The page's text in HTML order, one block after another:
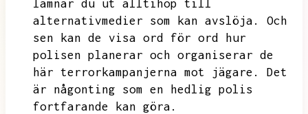
lämnar du ut alltihop till
alternativmedier som kan avslöja.
Och
sen kan de visa ord för ord hur
polisen planerar och organiserar de
här terrorkampanjerna mot jägare.
Det
är någonting som en hedlig polis
fortfarande kan göra.